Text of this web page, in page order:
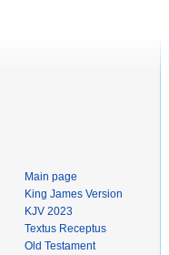
Main page
King James Version
KJV 2023
Textus Receptus
Old Testament